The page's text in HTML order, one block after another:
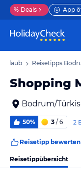
% Deals App
Urlaub Reisetipps
Shopping
Bodrum/
50% 3 / 6 2
Reisetipp bewerten
Reisetippübersicht